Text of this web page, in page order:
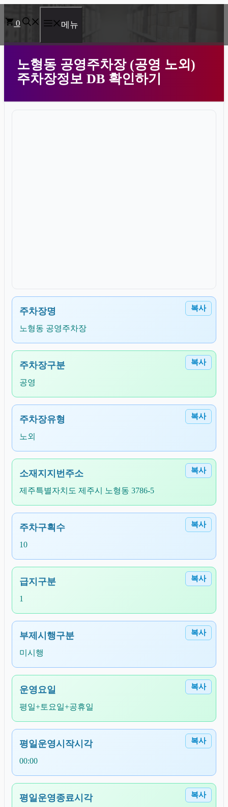
텐
0 메뉴
노형동 공영주차장 (공영 노외)
주차장정보 DB 확인하기
복사
주차장명
노형동 공영주차장
복사
주차장구분
공영
복사
주차장유형
노외
복사
소재지지번주소
제주특별자치도 제주시 노형동 3786-5
복사
주차구획수
10
복사
급지구분
1
복사
부제시행구분
미시행
복사
운영요일
평일+토요일+공휴일
복사
평일운영시작시각
00:00
복사
평일운영종료시각